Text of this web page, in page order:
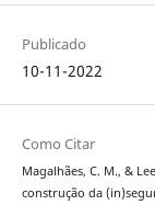
Publicado
10-11-2022
Como Citar
Magalhães, C. M., &
construção da